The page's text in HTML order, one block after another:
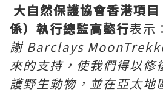
大自然保護協會香港項
係）執行總監高㦤行表示：
謝 Barclays
來的支持，使我們得以修
護野生動物，並在亞太地